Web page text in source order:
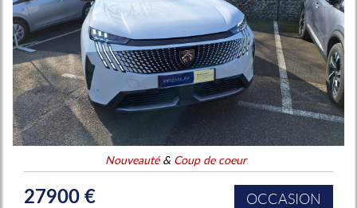
Nouveauté& Coup de coeur
27900 € OCCASION